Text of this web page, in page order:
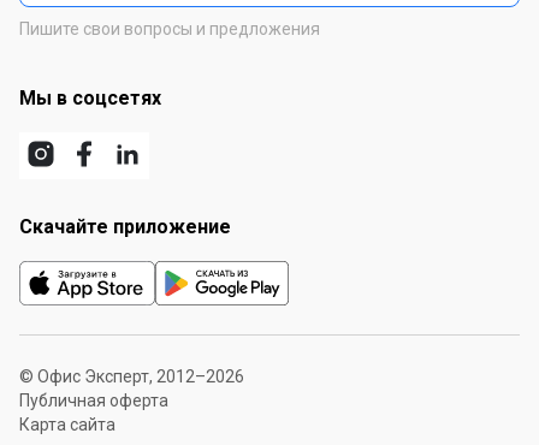
Пишите свои вопросы и предложения
Мы в соцсетях
Скачайте приложение
© Офис Эксперт, 2012–2026
Публичная оферта
Карта сайта